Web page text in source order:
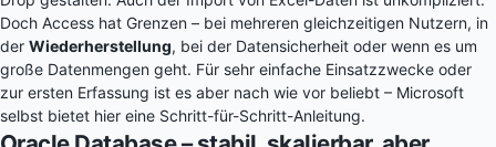
Doch Access hat Grenzen – bei mehreren gleichzeitigen Nutzern, in
der Wiederherstellung, bei der Datensicherheit oder wenn es um
große Datenmengen geht. Für sehr einfache Einsatzzwecke oder
zur ersten Erfassung ist es aber nach wie vor beliebt – Microsoft
selbst bietet hier eine Schritt-für-Schritt-Anleitung.